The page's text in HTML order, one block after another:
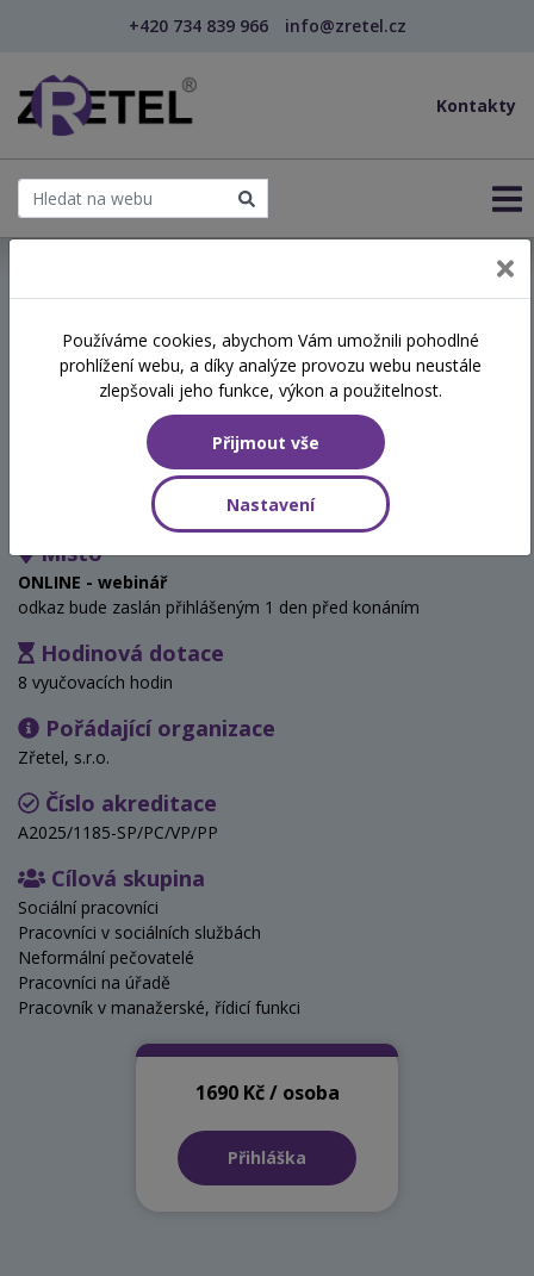
+420 734 839 966 info@zretel.cz
Kontakty
Efektivní komunikace
Místo
ONLINE - webinář
odkaz bude zaslán přihlášeným 1 den před konáním
Hodinová dotace
8 vyučovacích hodin
Pořádající organizace
Zřetel, s.r.o.
Číslo akreditace
A2025/1185-SP/PC/VP/PP
Cílová skupina
Sociální pracovníci
Pracovníci v sociálních službách
Neformální pečovatelé
Pracovníci na úřadě
Pracovník v manažerské, řídicí funkci
1690 Kč / osoba
Přihláška
Používáme cookies, abychom Vám umožnili pohodlné
prohlížení webu, a díky analýze provozu webu neustále
zlepšovali jeho funkce, výkon a použitelnost.
Přijmout vše
Nastavení